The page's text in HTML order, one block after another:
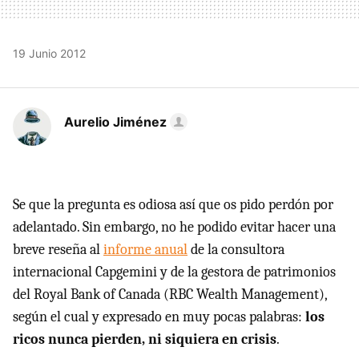
19 Junio 2012
Aurelio Jiménez
Se que la pregunta es odiosa así que os pido perdón por
adelantado. Sin embargo, no he podido evitar hacer una
breve reseña alinforme anualde la consultora
internacional Capgemini y de la gestora de patrimonios
del Royal Bank of Canada (RBCWealth Management),
según el cual y expresado en muy pocas palabras: los
ricos nunca pierden, ni siquiera en crisis.